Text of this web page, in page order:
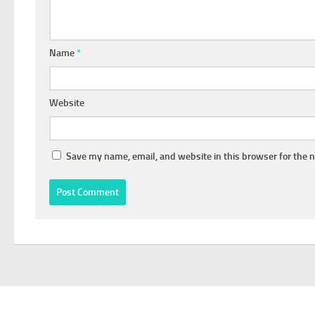
Name*
Website
Save my name, email, and website in this browser for the